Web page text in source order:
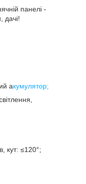
панелі -
дачі!
акумулятор;
кут: ≤120°;